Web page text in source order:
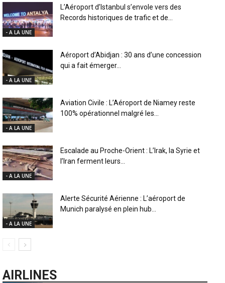
- A LA UNE
L’Aéroport d’Istanbul s’envole vers des
Records historiques de trafic et de...
- A LA UNE
Aéroport d’Abidjan : 30 ans d’une concession
qui a fait émerger...
- A LA UNE
Aviation Civile : L’Aéroport de Niamey reste
100% opérationnel malgré les...
- A LA UNE
Escalade au Proche-Orient : L’Irak, la Syrie et
l’Iran ferment leurs...
- A LA UNE
Alerte Sécurité Aérienne : L’aéroport de
Munich paralysé en plein hub...
AIRLINES